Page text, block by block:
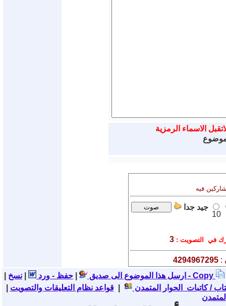
الاسماء الرمزية
فيه
10
جيد جدا
في التصويت : 3
:
4294967295
ارسل هذا الموضوع الى صديق حفظ - ورد نسخ - Copy
/ كاتبات الحوار المتمدن |قواعد نظام التعليقات والتصويت